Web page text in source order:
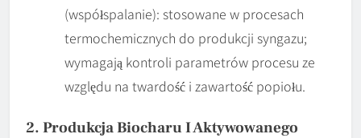
(współspalanie): stosowane w procesach
termochemicznych do produkcji syngazu;
wymagają kontroli parametrów procesu ze
względu na twardość i zawartość popiołu.
2. Produkcja Biocharu I Aktywowanego